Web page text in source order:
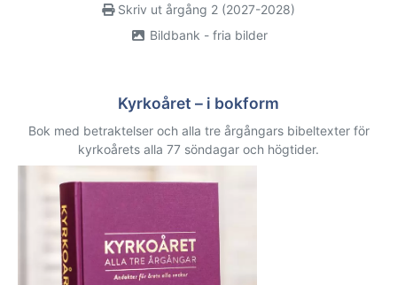
Skriv ut årgång 2 (2027-2028)
Bildbank - fria bilder
Kyrkoåret – i bokform
Bok med betraktelser och alla tre årgångars bibeltexter för
kyrkoårets alla 77 söndagar och högtider.